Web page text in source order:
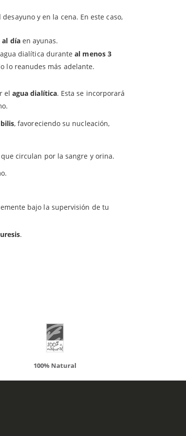
en su interior. En cambio, se
a sueficacia.
el agua dialítica. Esta se incorporará
, favoreciendo su nucleación,
circulan por la sangre y orina.
bajo la supervisión de tu
.
desayuno y en la cena. En este caso,
al díaen ayunas.
agua dialítica duranteal menos 3
lo reanudes más adelante.
interesar
Solaray